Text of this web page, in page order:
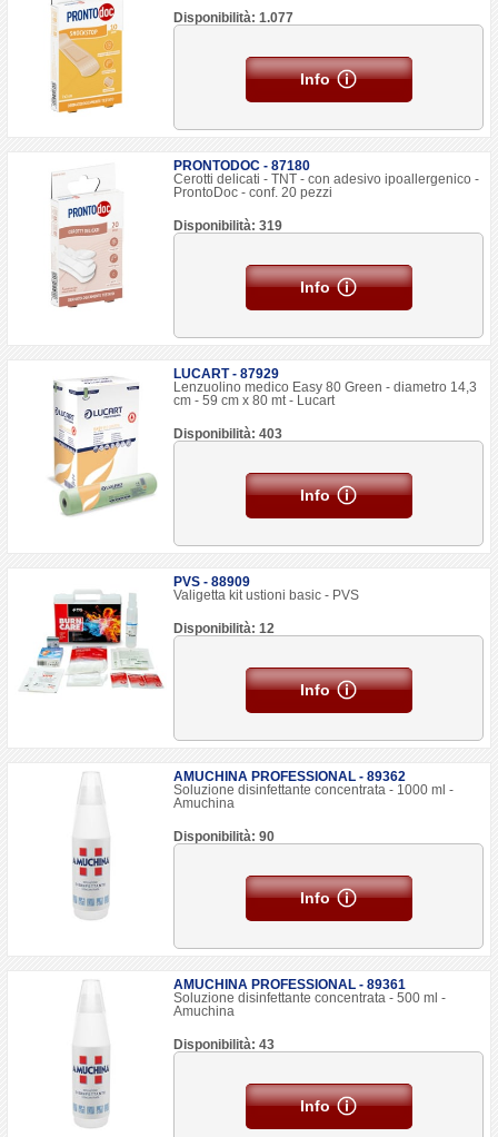
Disponibilità: 1.077
Info
PRONTODOC - 87180
Cerotti delicati - TNT - con adesivo ipoallergenico -
ProntoDoc - conf. 20 pezzi
Disponibilità: 319
Info
LUCART - 87929
Lenzuolino medico Easy 80 Green - diametro 14,3
cm - 59 cm x 80 mt - Lucart
Disponibilità: 403
Info
PVS - 88909
Valigetta kit ustioni basic - PVS
Disponibilità: 12
Info
AMUCHINA PROFESSIONAL - 89362
Soluzione disinfettante concentrata - 1000 ml -
Amuchina
Disponibilità: 90
Info
AMUCHINA PROFESSIONAL - 89361
Soluzione disinfettante concentrata - 500 ml -
Amuchina
Disponibilità: 43
Info